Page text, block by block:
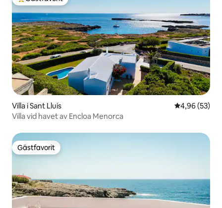
Populär gästfavorit
Villa i Sant Lluís 4,96 av 5 i
4,96 (53)
Villa vid havet av Encloa Menorca
Gästfavorit
Gästfavorit